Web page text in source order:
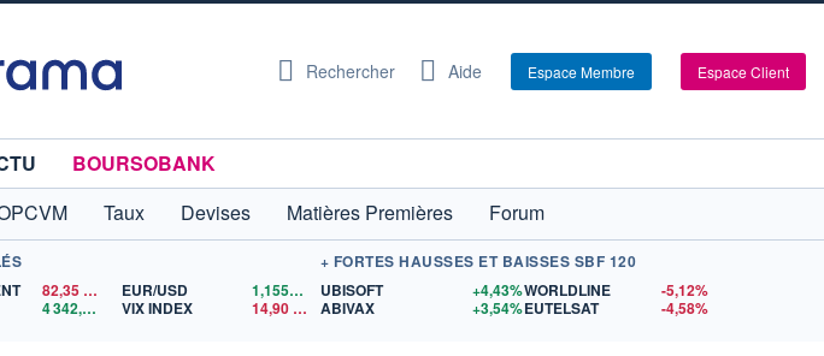
Rechercher Aide Espace Membre Espace Client
BOURSOBANK
Taux Devises Matières Premières
Forum
82,35$US
4 342,26 $US
EUR/USD 1,1559$US
VIX INDEX
14,90
+ FORTES HAUSSES ET BAISSES SBF 120
UBISOFT
+4,43%
ABIVAX
+3,54%
WORLDLINE
-5,12%
EUTELSAT
-4,58%